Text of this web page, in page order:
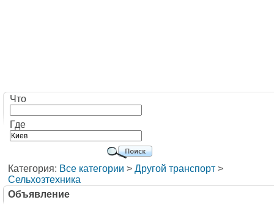
Что
Где
Категория: Все категории > Другой транспорт >
Сельхозтехника
Объявление